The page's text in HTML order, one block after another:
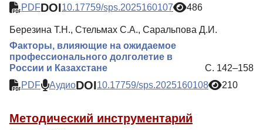
PDFDOI10.17759/sps.2025160107 486
Березина Т.Н., Стельмах С.А., Саральпова Д.И.
Факторы, влияющие на ожидаемое
профессионального долголетие в
России и Казахстане
С. 142–158
PDF
АудиоDOI10.17759/sps.2025160108 210
Методический инструментарий